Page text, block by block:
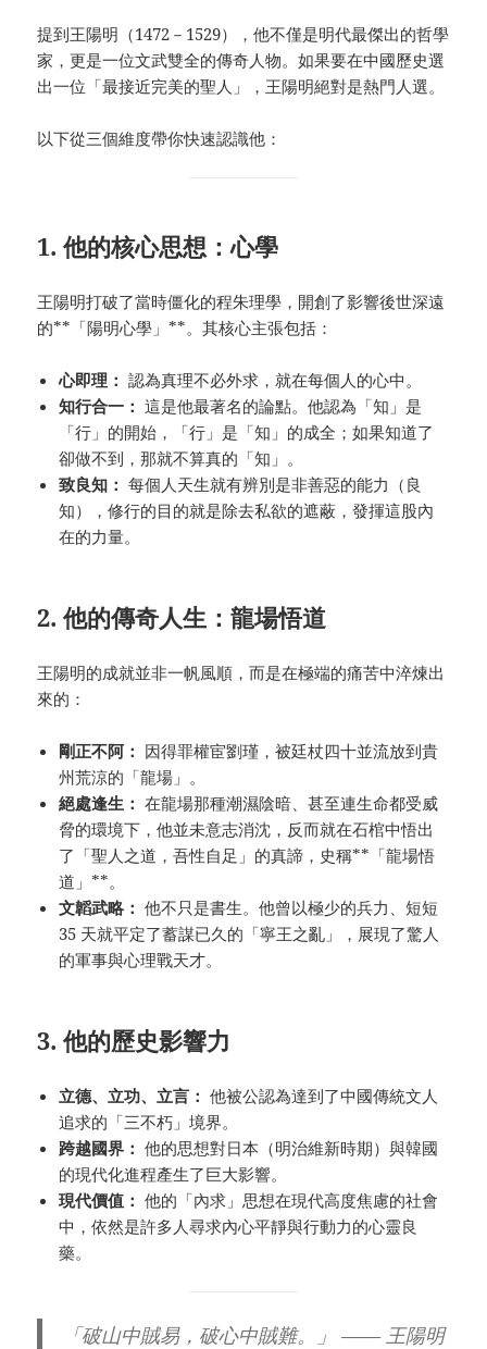
提到王陽明（1472－1529），他不僅是明代最傑出的哲學
家，更是一位文武雙全的傳奇人物。如果要在中國歷史選
出一位「最接近完美的聖人」，王陽明絕對是熱門人選。
以下從三個維度帶你快速認識他：
1. 他的核心思想：心學
王陽明打破了當時僵化的程朱理學，開創了影響後世深遠
的**「陽明心學」**。其核心主張包括：
心即理： 認為真理不必外求，就在每個人的心中。
知行合一： 這是他最著名的論點。他認為「知」是
「行」的開始，「行」是「知」的成全；如果知道了
卻做不到，那就不算真的「知」。
致良知： 每個人天生就有辨別是非善惡的能力（良
知），修行的目的就是除去私欲的遮蔽，發揮這股內
在的力量。
2. 他的傳奇人生：龍場悟道
王陽明的成就並非一帆風順，而是在極端的痛苦中淬煉出
來的：
剛正不阿： 因得罪權宦劉瑾，被廷杖四十並流放到貴
州荒涼的「龍場」。
絕處逢生： 在龍場那種潮濕陰暗、甚至連生命都受威
脅的環境下，他並未意志消沈，反而就在石棺中悟出
了「聖人之道，吾性自足」的真諦，史稱**「龍場悟
道」**。
文韜武略： 他不只是書生。他曾以極少的兵力、短短
35 天就平定了蓄謀已久的「寧王之亂」，展現了驚人
的軍事與心理戰天才。
3. 他的歷史影響力
立德、立功、立言： 他被公認為達到了中國傳統文人
追求的「三不朽」境界。
跨越國界： 他的思想對日本（明治維新時期）與韓國
的現代化進程產生了巨大影響。
現代價值： 他的「內求」思想在現代高度焦慮的社會
中，依然是許多人尋求內心平靜與行動力的心靈良
藥。
「破山中賊易，破心中賊難。」 —— 王陽明